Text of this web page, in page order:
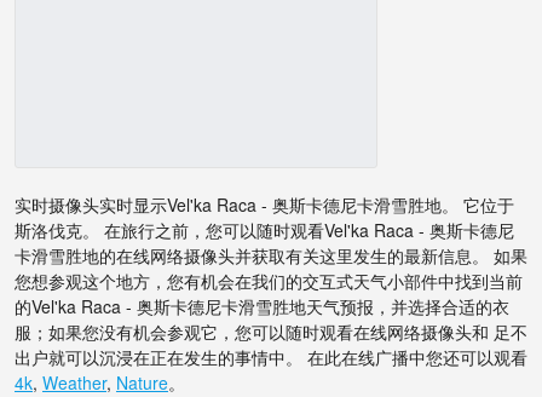
实时摄像头实时显示Vel'ka Raca - 奥斯卡德尼卡滑雪胜地。 它位于
斯洛伐克。 在旅行之前，您可以随时观看Vel'ka Raca - 奥斯卡德尼
卡滑雪胜地的在线网络摄像头并获取有关这里发生的最新信息。 如果
您想参观这个地方，您有机会在我们的交互式天气小部件中找到当前
的Vel'ka Raca - 奥斯卡德尼卡滑雪胜地天气预报，并选择合适的衣
服；如果您没有机会参观它，您可以随时观看在线网络摄像头和 足不
出户就可以沉浸在正在发生的事情中。 在此在线广播中您还可以观看
4k, Weather, Nature。